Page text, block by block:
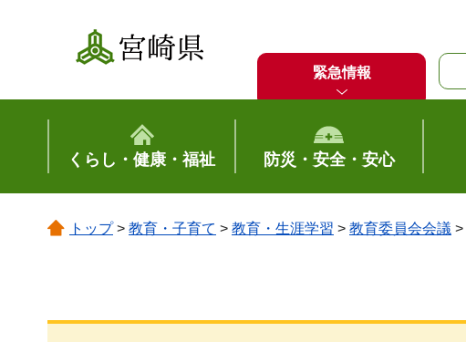
宮崎県
緊急情報
くらし・健康・福祉 防災・安全・安心
トップ> 教育・子育て > 教育・生涯学習 > 教育委員会会議 >